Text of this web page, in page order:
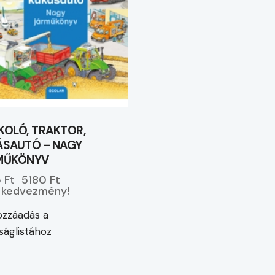
TRAKTOR,
– NAGY
Ft 5180 Ft
a